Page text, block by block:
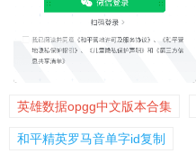
英雄数据opgg中文版本合集
和平精英罗马音单字id复制